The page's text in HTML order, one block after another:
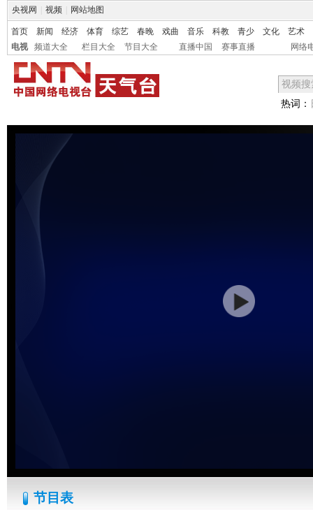
央视网 视频 网站地图
首页 新闻 经济 体育 综艺 春晚 戏曲 音乐 科教 青少 文化
艺术
电视
频道大全 栏目大全 节目大全 直播中国 赛事直播 网络
热词：
节目表